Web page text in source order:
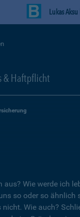
Lukas
& Haftpflicht
aus? Wie werde ich
so oder so ähnlich
Wie auch?